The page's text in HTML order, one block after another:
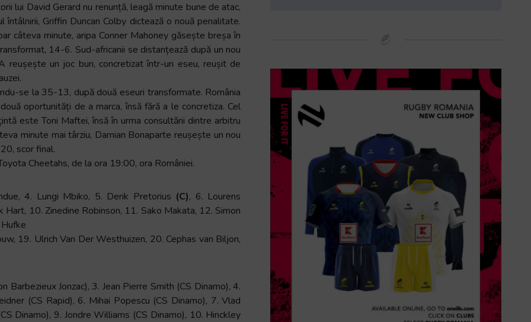
lui David Gerard nu renunță, leagă minute bune de atac,
Griffin Duncan Colby dictează o nouă penalitate.
câteva minute, aripa Conner Mahoney găsește breșa în
14-6. Sud-africanii se distanțează după un nou
un joc bun, concretizat într-un eseu, reușit de
se la 35-13, după două eseuri transformate. România
oportunități de a marca, însă fără a le concretiza. Cel
este Toni Maftei, însă în urma consultării dintre arbitru
minute mai târziu, Damian Bonaparte reușește un nou
scor final.
Cheetahs, de la ora 19:00, ora României.
4. Lungi Mbiko, 5. Derik Pretorius (C), 6. Lourens
10. Zinedine Robinson, 11. Sako Makata, 12. Simon
19. Ulrich Van Der Westhuizen, 20. Cephas van Biljon,
Jonzac), 3. Jean Pierre Smith (CS Dinamo), 4.
(CS Rapid), 6. Mihai Popescu (CS Dinamo), 7. Vlad
Dinamo), 9. Jondre Williams (CS Dinamo), 10. Hinckley